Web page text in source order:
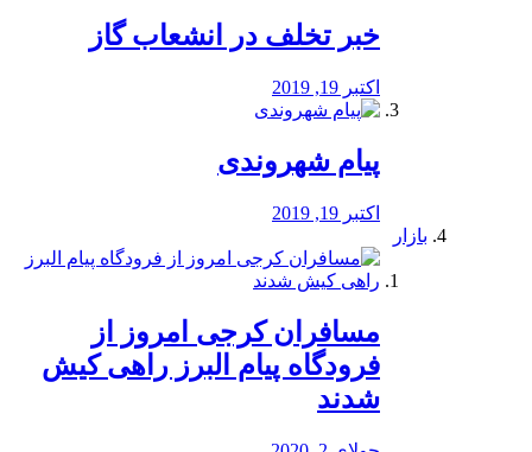
خبر تخلف در انشعاب گاز
اکتبر 19, 2019
پیام شهروندی
اکتبر 19, 2019
بازار
مسافران کرجی امروز از
فرودگاه پیام البرز راهی کیش
شدند